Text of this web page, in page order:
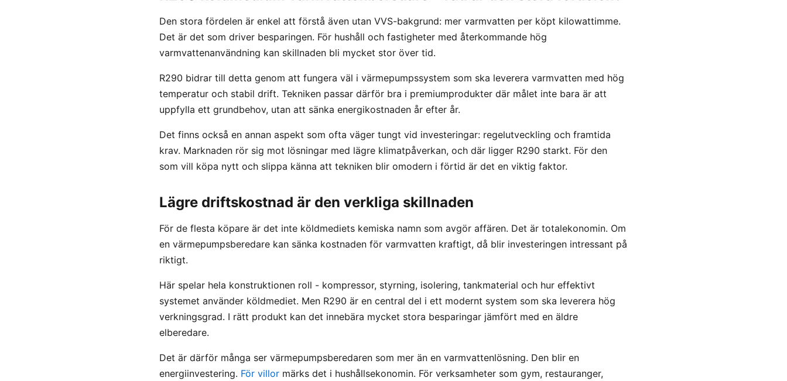
Den stora fördelen är enkel att förstå även utan VVS-bakgrund: mer varmvatten per köpt kilowattimme.
Det är det som driver besparingen. För hushåll och fastigheter med återkommande hög
varmvattenanvändning kan skillnaden bli mycket stor över tid.
R290 bidrar till detta genom att fungera väl i värmepumpssystem som ska leverera varmvatten med hög
temperatur och stabil drift. Tekniken passar därför bra i premiumprodukter där målet inte bara är att
uppfylla ett grundbehov, utan att sänka energikostnaden år efter år.
Det finns också en annan aspekt som ofta väger tungt vid investeringar: regelutveckling och framtida
krav. Marknaden rör sig mot lösningar med lägre klimatpåverkan, och där ligger R290 starkt. För den
som vill köpa nytt och slippa känna att tekniken blir omodern i förtid är det en viktig faktor.
Lägre driftskostnad är den verkliga skillnaden
För de flesta köpare är det inte köldmediets kemiska namn som avgör affären. Det är totalekonomin. Om
en värmepumpsberedare kan sänka kostnaden för varmvatten kraftigt, då blir investeringen intressant på
riktigt.
Här spelar hela konstruktionen roll - kompressor, styrning, isolering, tankmaterial och hur effektivt
systemet använder köldmediet. Men R290 är en central del i ett modernt system som ska leverera hög
verkningsgrad. I rätt produkt kan det innebära mycket stora besparingar jämfört med en äldre
elberedare.
Det är därför många ser värmepumpsberedaren som mer än en varmvattenlösning. Den blir en
energiinvestering. För villor märks det i hushållsekonomin. För verksamheter som gym, restauranger,